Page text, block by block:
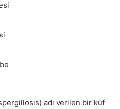
adı verilen bir küf